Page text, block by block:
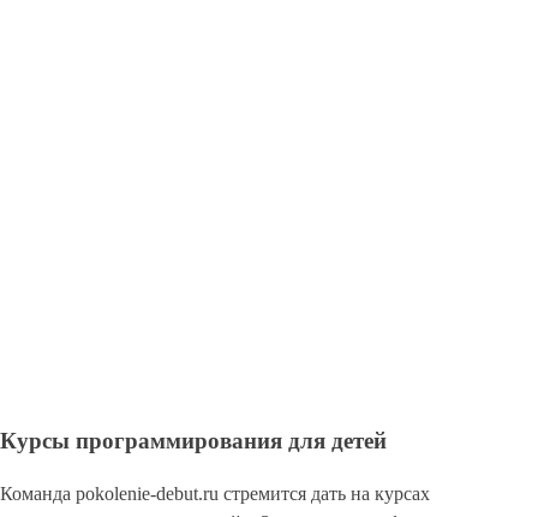
Курсы программирования для детей
Команда pokolenie-debut.ru стремится дать на курсах